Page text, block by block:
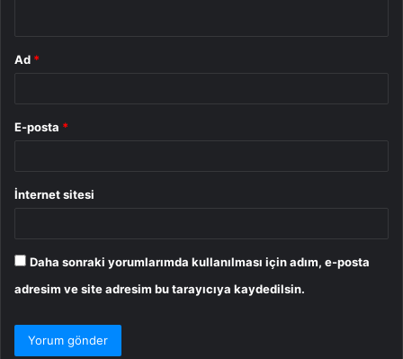
Ad *
E-posta *
İnternet sitesi
Daha sonraki yorumlarımda kullanılması için adım, e-posta
adresim ve site adresim bu tarayıcıya kaydedilsin.